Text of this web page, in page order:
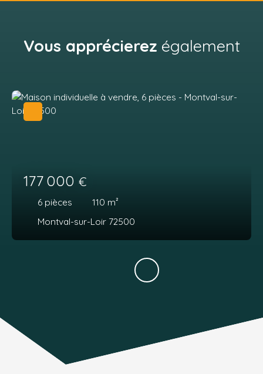
Vous apprécierez également
177 000 €
6 pièces 110 m²
Montval-sur-Loir 72500